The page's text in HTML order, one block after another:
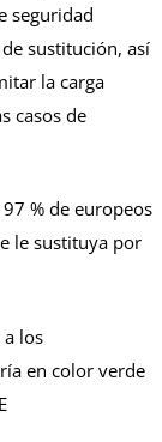
seguridad
sustitución, así
la carga
casos de
% de europeos
le sustituya por
a los
en color verde